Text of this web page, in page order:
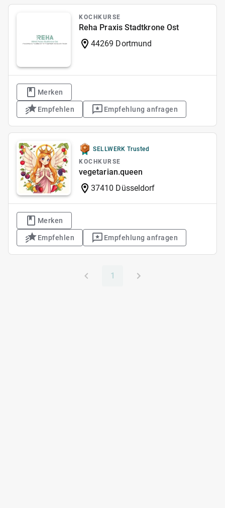
KOCHKURSE
Reha Praxis Stadtkrone Ost
44269 Dortmund
Merken
Empfehlen Empfehlung anfragen
SELLWERK Trusted
KOCHKURSE
vegetarian.queen
37410 Düsseldorf
Merken
Empfehlen Empfehlung anfragen
1